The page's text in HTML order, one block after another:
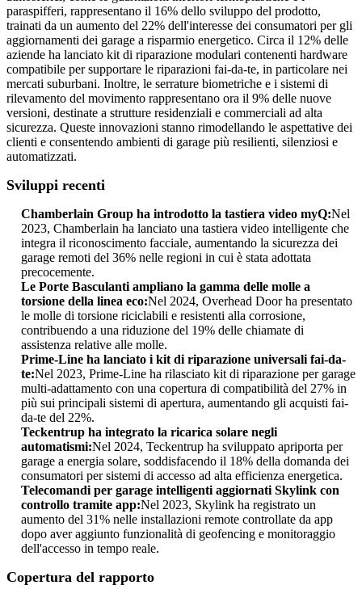
paraspifferi, rappresentano il 16% dello sviluppo del prodotto,
trainati da un aumento del 22% dell'interesse dei consumatori per gli
aggiornamenti dei garage a risparmio energetico. Circa il 12% delle
aziende ha lanciato kit di riparazione modulari contenenti hardware
compatibile per supportare le riparazioni fai-da-te, in particolare nei
mercati suburbani. Inoltre, le serrature biometriche e i sistemi di
rilevamento del movimento rappresentano ora il 9% delle nuove
versioni, destinate a strutture residenziali e commerciali ad alta
sicurezza. Queste innovazioni stanno rimodellando le aspettative dei
clienti e consentendo ambienti di garage più resilienti, silenziosi e
automatizzati.
Sviluppi recenti
Chamberlain Group ha introdotto la tastiera video myQ:Nel
2023, Chamberlain ha lanciato una tastiera video intelligente che
integra il riconoscimento facciale, aumentando la sicurezza dei
garage remoti del 36% nelle regioni in cui è stata adottata
precocemente.
Le Porte Basculanti ampliano la gamma delle molle a
torsione della linea eco:Nel 2024, Overhead Door ha presentato
le molle di torsione riciclabili e resistenti alla corrosione,
contribuendo a una riduzione del 19% delle chiamate di
assistenza relative alle molle.
Prime-Line ha lanciato i kit di riparazione universali fai-da-
te:Nel 2023, Prime-Line ha rilasciato kit di riparazione per garage
multi-adattamento con una copertura di compatibilità del 27% in
più sui principali sistemi di apertura, aumentando gli acquisti fai-
da-te del 22%.
Teckentrup ha integrato la ricarica solare negli
automatismi:Nel 2024, Teckentrup ha sviluppato apriporta per
garage a energia solare, soddisfacendo il 18% della domanda dei
consumatori per sistemi di accesso ad alta efficienza energetica.
Telecomandi per garage intelligenti aggiornati Skylink con
controllo tramite app:Nel 2023, Skylink ha registrato un
aumento del 31% nelle installazioni remote controllate da app
dopo aver aggiunto funzionalità di geofencing e monitoraggio
dell'accesso in tempo reale.
Copertura del rapporto